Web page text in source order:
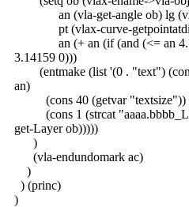
an (vla-get-angle ob) lg
pt (vlax-curve-
an (+ an (if (and (<= an
3.14159 0)))
(entmake (list '(0 . "text")
an)
(cons 40 (getvar "textsize"))
(cons 1 (strcat
get-Layer ob)))))
)
(vla-endundomark ac)
)
) (princ)
)